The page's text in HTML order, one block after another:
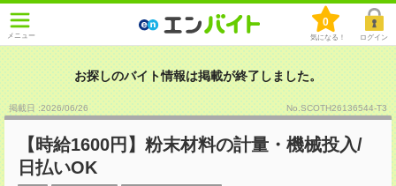
メニュー
0
気になる！ ログイン
お探しのバイト情報は掲載が終了しました。
掲載日 :2026/06/26 No.SCOTH26136544-T3
【時給1600円】粉末材料の計量・機械投入/
日払いOK